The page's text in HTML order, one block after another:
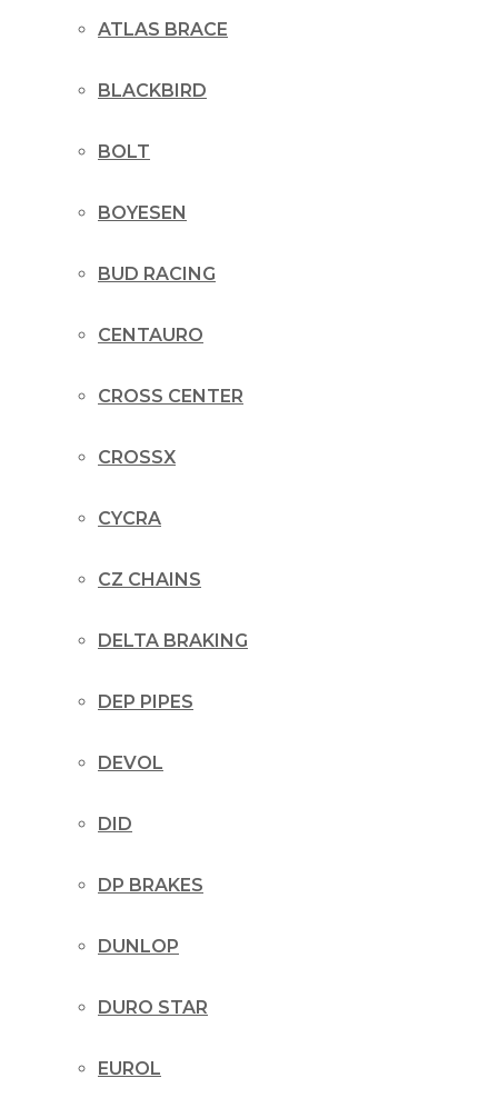
ATLAS BRACE
BLACKBIRD
BOLT
BOYESEN
BUD RACING
CENTAURO
CROSS CENTER
CROSSX
CYCRA
CZ CHAINS
DELTA BRAKING
DEP PIPES
DEVOL
DID
DP BRAKES
DUNLOP
DURO STAR
EUROL